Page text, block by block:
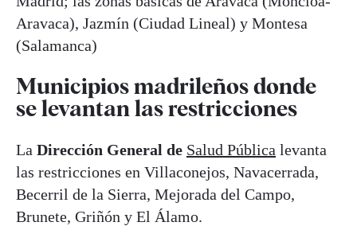
Aravaca), Jazmín (Ciudad Lineal) y Montesa
(Salamanca)
Municipios madrileños donde
se levantan las restricciones
La Dirección General de Salud Pública levanta
las restricciones en Villaconejos, Navacerrada,
Becerril de la Sierra, Mejorada del Campo,
Brunete, Griñón y El Álamo.